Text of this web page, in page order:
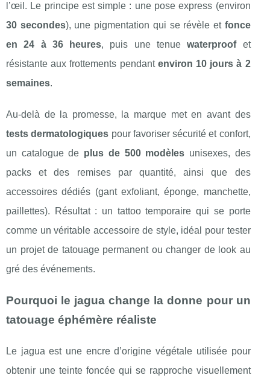
l’œil. Le principe est simple : une pose express (environ
30 secondes), une pigmentation qui se révèle et fonce
en 24 à 36 heures, puis une tenuewaterproofet
résistante aux frottements pendant environ 10 jours à 2
semaines.
Au-delà de la promesse, la marque met en avant des
tests dermatologiques pour favoriser sécurité et confort,
un catalogue de plus de 500 modèles unisexes, des
packs et des remises par quantité, ainsi que des
accessoires dédiés (gant exfoliant, éponge, manchette,
paillettes). Résultat : un tattoo temporaire qui se porte
comme un véritable accessoire de style, idéal pour tester
un projet de tatouage permanent ou changer de look au
gré des événements.
Pourquoi le jagua change la donne pour un
tatouage éphémère réaliste
Le jagua est une encre d’origine végétale utilisée pour
obtenir une teinte foncée qui se rapproche visuellement